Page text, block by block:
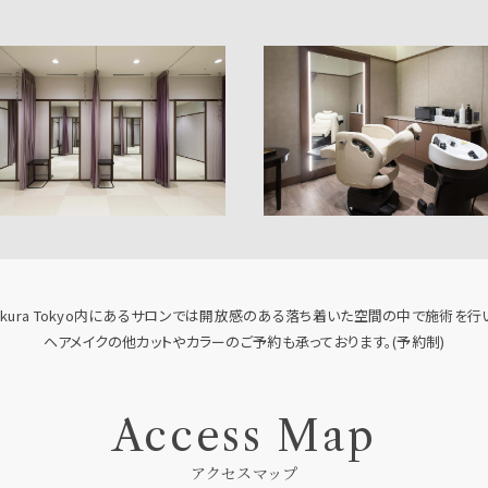
Tokyo内にあるサロンでは開放感のある落ち着いた空間の中で施術を行
ヘアメイクの他カットやカラーのご予約も承っております。(予約制)
Access Map
アクセスマップ